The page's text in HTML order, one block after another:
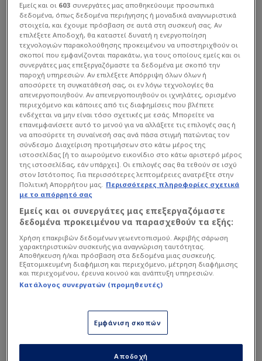
Ο τεχνικός του Ολυμπιακού εστίασε
περισσότερο στο επερχόμενο Final Four της
Euroleague, τονίζοντας ότι οι παίκτες και το
τεχνικό τιμ των Ερυθρολεύκων έχουν μεγαλύτερη
δίψα από τον πιο φανατικό οπαδό, ενώ
απάντησε σε ερώτηση σχετικά με το αν κάνει...
ξόρκια για να αποφύγει τους τραυματισμούς!
Οι δηλώσεις του Γιώργου
Μπαρτζώκα στην ΕΡΤ
Πρέπει να κάνετε κάποιες ερωτήσεις, το σέβομαι, τι να
βρεις να πεις; Δύσκολο να κάνουμε σχόλιο σε παιχνίδι
που τελείωσε 50 πόντους και ήταν 35 από το
ημίχρονο. Τα παιδιά έχουν να παίξουν 20 μέρες,
ξέρουν πάνω-κάτω ότι θα αποκλειστούν στην πρώτη
Κολοσσό. Συγχαρητήρια που πέρασαν στα πλέι-οφ,
ενώ πάλευαν για την σωτηρία τους. Πραγματικά το
αξίζουν.
Εμείς και οι 603 συνεργάτες μας αποθηκεύουμε προσωπικά
δεδομένα, όπως δεδομένα περιήγησης ή μοναδικά αναγνωριστικά
στοιχεία, και έχουμε πρόσβαση σε αυτά στη συσκευή σας. Αν
επιλέξετε Αποδοχή, θα καταστεί δυνατή η ενεργοποίηση
τεχνολογιών παρακολούθησης προκειμένου να υποστηριχθούν οι
σκοποί που εμφανίζονται παρακάτω, για τους οποίους εμείς και οι
συνεργάτες μας επεξεργαζόμαστε τα δεδομένα με σκοπό την
παροχή υπηρεσιών. Αν επιλέξετε Απόρριψη όλων όλων ή
αποσύρετε τη συγκατάθεσή σας, οι εν λόγω τεχνολογίες θα
απενεργοποιηθούν. Αν απενεργοποιηθούν οι ιχνηλάτες, ορισμένο
περιεχόμενο και κάποιες από τις διαφημίσεις που βλέπετε
ενδέχεται να μην είναι τόσο σχετικές με εσάς. Μπορείτε να
επανεμφανίσετε αυτό το μενού για να αλλάξετε τις επιλογές σας ή
να αποσύρετε τη συναίνεσή σας ανά πάσα στιγμή πατώντας τον
σύνδεσμο Διαχείριση προτιμήσεων στο κάτω μέρος της
ιστοσελίδας [ή το αιωρούμενο εικονίδιο στο κάτω αριστερό μέρος
της ιστοσελίδας, εάν υπάρχει]. Οι επιλογές σας θα τεθούν σε ισχύ
στον Ιστότοπος. Για περισσότερες λεπτομέρειες ανατρέξτε στην
Πολιτική Απορρήτου μας. Περισσότερες πληροφορίες σχετικά
με το απόρρητό σας
Εμείς και οι συνεργάτες μας επεξεργαζόμαστε
δεδομένα προκειμένου να παρασχεθούν τα εξής:
Χρήση επακριβών δεδομένων γεωεντοπισμού. Ακριβής σάρωση
χαρακτηριστικών συσκευής για αναγνώριση ταυτότητας.
Αποθήκευση ή/και πρόσβαση στα δεδομένα μιας συσκευής.
Εξατομικευμένη διαφήμιση και περιεχόμενο, μέτρηση διαφήμισης
και περιεχομένου, έρευνα κοινού και ανάπτυξη υπηρεσιών.
Κατάλογος συνεργατών (προμηθευτές)
Εμφάνιση σκοπών
Αποδοχή